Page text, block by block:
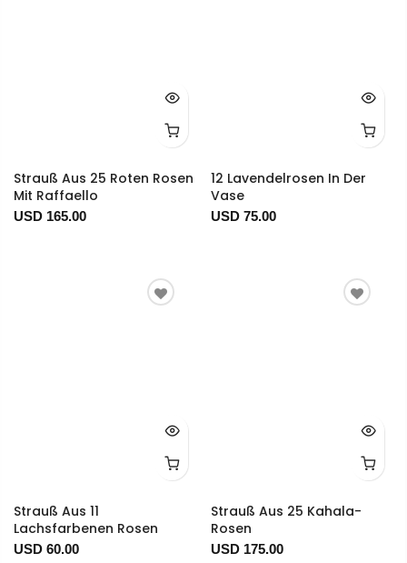
Strauß Aus 25 Roten Rosen
Mit Raffaello
USD 165.00
12 Lavendelrosen In Der
Vase
USD 75.00
Strauß Aus 11
Lachsfarbenen Rosen
USD 60.00
Strauß Aus 25 Kahala-
Rosen
USD 175.00